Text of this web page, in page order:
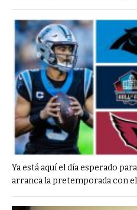
Ya está aquí el día esperado
arranca la pretemporada con